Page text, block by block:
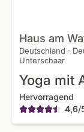
Haus am
Deutschland ·
Unterschaar
Yoga mit
Hervorragend
4,6/